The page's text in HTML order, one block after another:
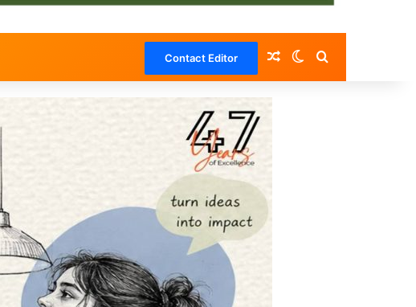
Contact Editor Random Article
Switch skin
Search for